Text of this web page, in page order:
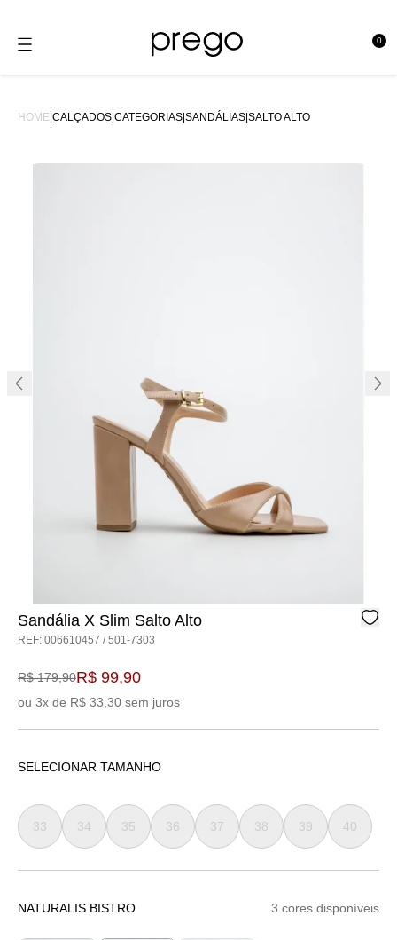
0
HOME|CALÇADOS|CATEGORIAS|SANDÁLIAS|SALTO ALTO
Sandália X Slim Salto Alto
REF: 006610457 / 501-7303
R$ 179,90R$ 99,90
ou 3x de R$ 33,30 sem juros
SELECIONAR TAMANHO
33 34 35 36 37 38 39 40
NATURALIS BISTRO 3 cores disponíveis